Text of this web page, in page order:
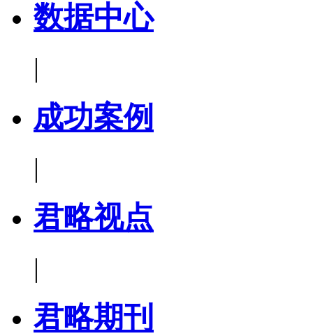
数据中心
|
成功案例
|
君略视点
|
君略期刊